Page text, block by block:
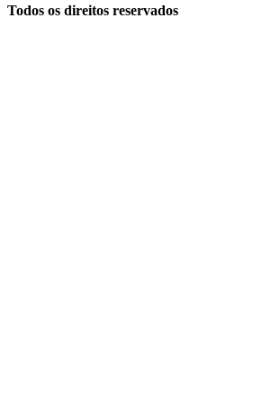
Todos os direitos reservados